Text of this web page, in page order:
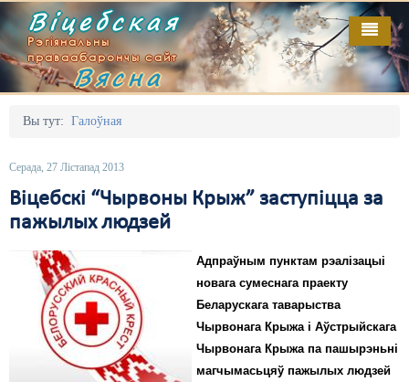
Віцебская
Рэгіянальны
праваабарончы сайт
Вясна
Вы тут: Галоўная
Серада, 27 Лістапад 2013
Віцебскі “Чырвоны Крыж” заступіцца за
пажылых людзей
Адпраўным пунктам рэалізацыі
новага сумеснага праекту
Беларускага таварыства
Чырвонага Крыжа і Аўстрыйскага
Чырвонага Крыжа па пашырэньні
магчымасьцяў пажылых людзей
Галоўная
Адміністрацыйны перасьлед
Безбар'ернае асяродзьдзе
Выбары
Грамадзянскія ініцыятывы
Дзяржава
Дыскрымінацыя
Затрыманьні
Выданьні
Кантакт
Пра нас